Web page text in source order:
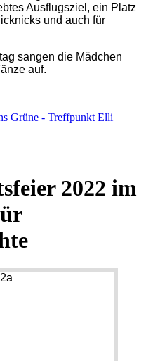
Ausflugsziel, ein Platz
und auch für
sangen die Mädchen
auf.
Grüne - Treffpunkt Elli
2022 im